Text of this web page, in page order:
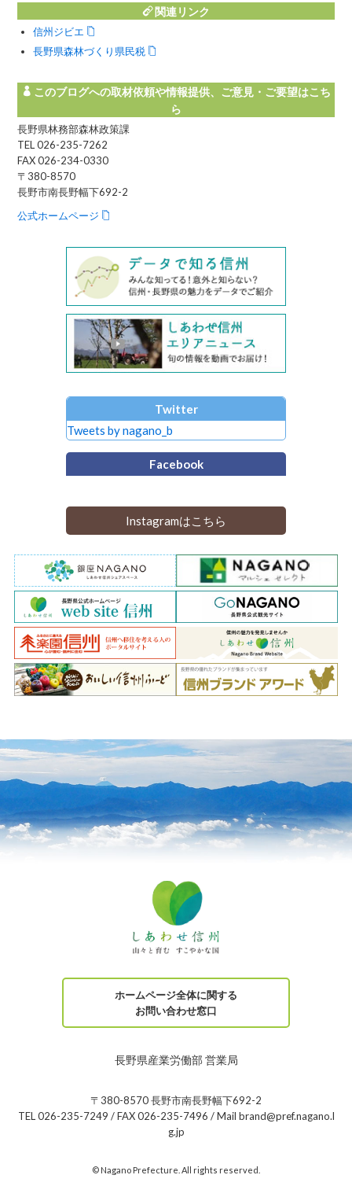
関連リンク
信州ジビエ
長野県森林づくり県民税
このブログへの取材依頼や情報提供、ご意見・ご要望はこち
ら
長野県林務部森林政策課
TEL 026-235-7262
FAX 026-234-0330
〒380-8570
長野市南長野幅下692-2
公式ホームページ
Twitter
Tweets by nagano_b
Facebook
Instagramはこちら
ホームページ全体に関する
お問い合わせ窓口
長野県産業労働部 営業局
〒380-8570 長野市南長野幅下692-2
TEL 026-235-7249 / FAX 026-235-7496 / Mail brand@pref.nagano.l
g.jp
© Nagano Prefecture. All rights reserved.